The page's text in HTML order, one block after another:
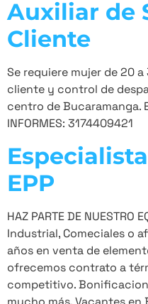
Auxiliar de
Cliente
Se requiere mujer de 20
cliente y control de
centro de Bucaramanga.
INFORMES: 3174409421
EPP
HAZ PARTE DE
Industrial, Comeciales o
años en venta de
ofrecemos contrato a
competitivo.